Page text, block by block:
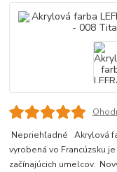
Nepriehľadné Akrylová
vyrobená vo Francúzsku
začínajúcich umelcov.